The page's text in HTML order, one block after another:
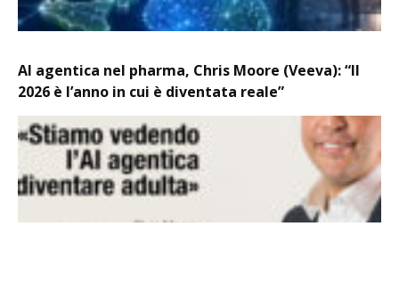
AI agentica nel pharma, Chris Moore (Veeva): “Il
2026 è l’anno in cui è diventata reale”